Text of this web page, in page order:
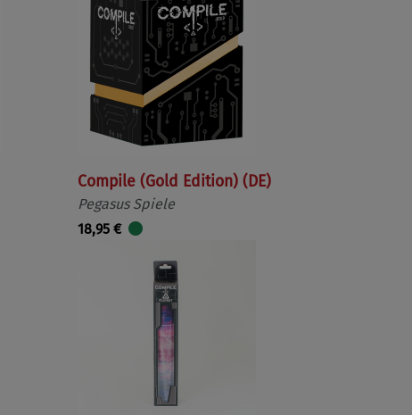
Compile (Gold Edition) (DE)
Pegasus Spiele
18,95 €